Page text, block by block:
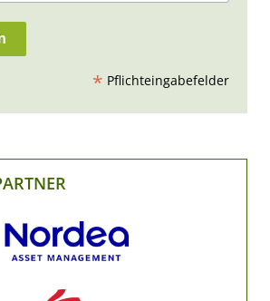
* Pflichteingabefelder